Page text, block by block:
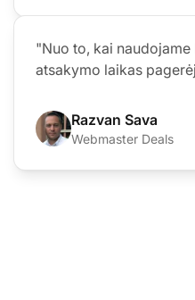
"Nuo to, kai naudojame
atsakymo laikas
Razvan Sava
Webmaster Deals